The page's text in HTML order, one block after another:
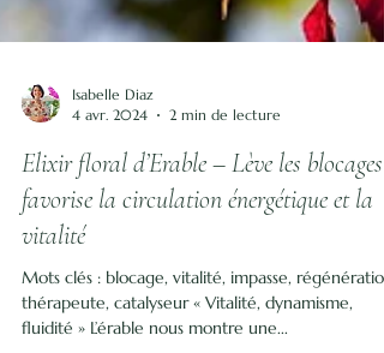
Isabelle Diaz
4 avr. 2024
2 min de lecture
Elixir floral d’Erable – Lève les blocages
favorise la circulation énergétique et la
vitalité
Mots clés : blocage, vitalité, impasse,